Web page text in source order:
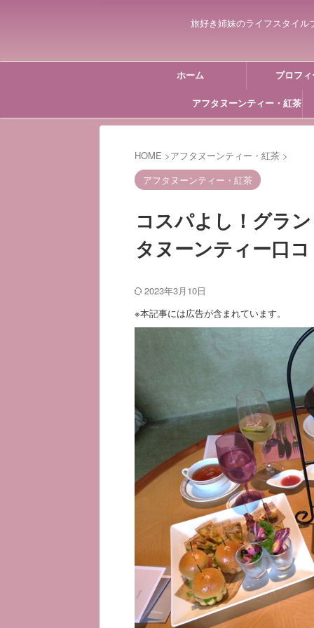
旅好き姉妹のライフスタイル
ホーム プロフィ
アフタヌーンティー・紅茶
HOME >アフタヌーンティー・紅茶 >
アフタヌーンティー・紅茶
コスパよし！グラ
タヌーンティー口
2023年3月10日
※本記事には広告が含まれています。